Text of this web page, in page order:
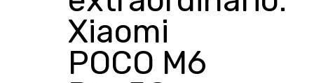
Xiaomi
POCO M6